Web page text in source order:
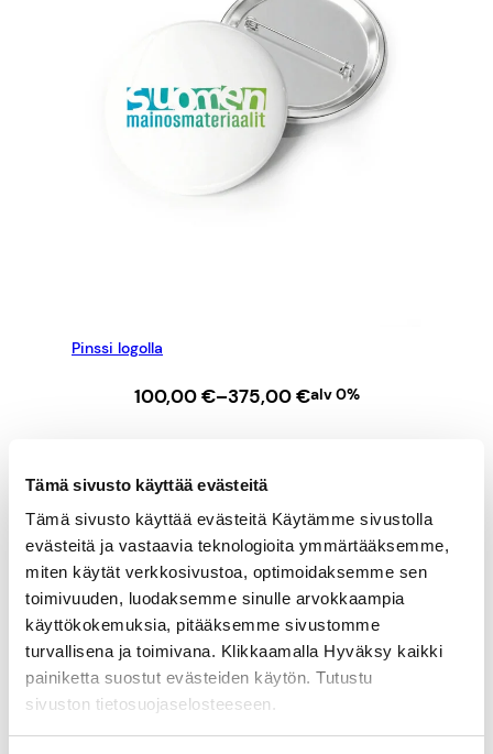
Tämä sivusto käyttää evästeitä
Tämä sivusto käyttää evästeitä Käytämme sivustolla
evästeitä ja vastaavia teknologioita ymmärtääksemme,
miten käytät verkkosivustoa, optimoidaksemme sen
toimivuuden, luodaksemme sinulle arvokkaampia
käyttökokemuksia, pitääksemme sivustomme
turvallisena ja toimivana. Klikkaamalla Hyväksy kaikki
painiketta suostut evästeiden käytön. Tutustu
sivuston tietosuojaselosteeseen.
Pinssi logolla
100,00€–375,00€
Hintaluokka:
alv 0%